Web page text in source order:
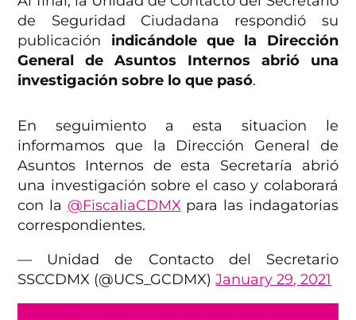
de Seguridad Ciudadana respondió su
publicación indicándole que la Dirección
General de Asuntos Internos abrió una
investigación sobre lo que pasó.
En seguimiento a esta situacion le
informamos que la Dirección General de
Asuntos Internos de esta Secretaría abrió
una investigación sobre el caso y colaborará
con la @FiscaliaCDMXpara las indagatorias
correspondientes.
— Unidad de Contacto del Secretario
SSCCDMX (@UCS_GCDMX)January 29, 2021